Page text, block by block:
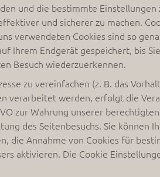
und die bestimmte
und sicherer zu machen.
verwendeten Cookies sind so
Ihrem Endgerät gespeichert, bis
Besuch wiederzuerkennen.
zu vereinfachen (z. B. das
verarbeitet werden, erfolgt die
zur Wahrung unserer
des Seitenbesuchs. Sie können
die Annahme von Cookies für
aktivieren. Die Cookie